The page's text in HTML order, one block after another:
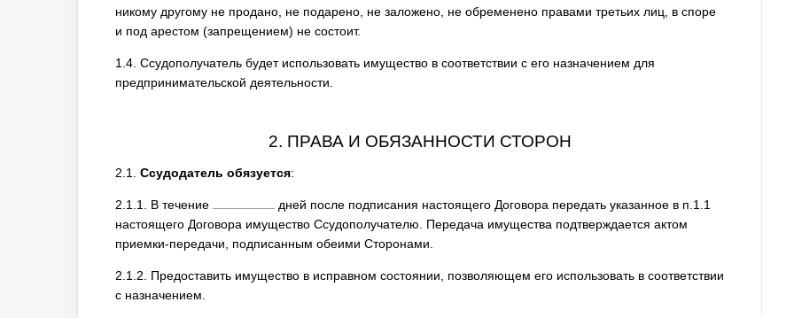
никому другому не продано, не подарено, не заложено, не обременено правами третьих лиц, в споре
и под арестом (запрещением) не состоит.
1.4. Ссудополучатель будет использовать имущество в соответствии с его назначением для
предпринимательской деятельности.
2. ПРАВА И ОБЯЗАННОСТИ СТОРОН
2.1. Ссудодатель обязуется:
2.1.1. В течение
дней после подписания настоящего Договора передать указанное в п.1.1
настоящего Договора имущество Ссудополучателю. Передача имущества подтверждается актом
приемки-передачи, подписанным обеими Сторонами.
2.1.2. Предоставить имущество в исправном состоянии, позволяющем его использовать в соответствии
с назначением.